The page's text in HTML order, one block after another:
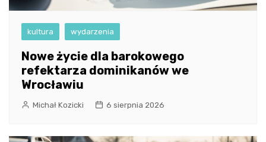
kultura wydarzenia
Nowe życie dla barokowego
refektarza dominikanów we
Wrocławiu
Michał Kozicki 6 sierpnia 2026